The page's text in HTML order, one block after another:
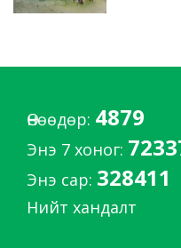
Өнөөдөр: 4879
Энэ 7 хоног:
Энэ сар: 328411
Нийт хандалт